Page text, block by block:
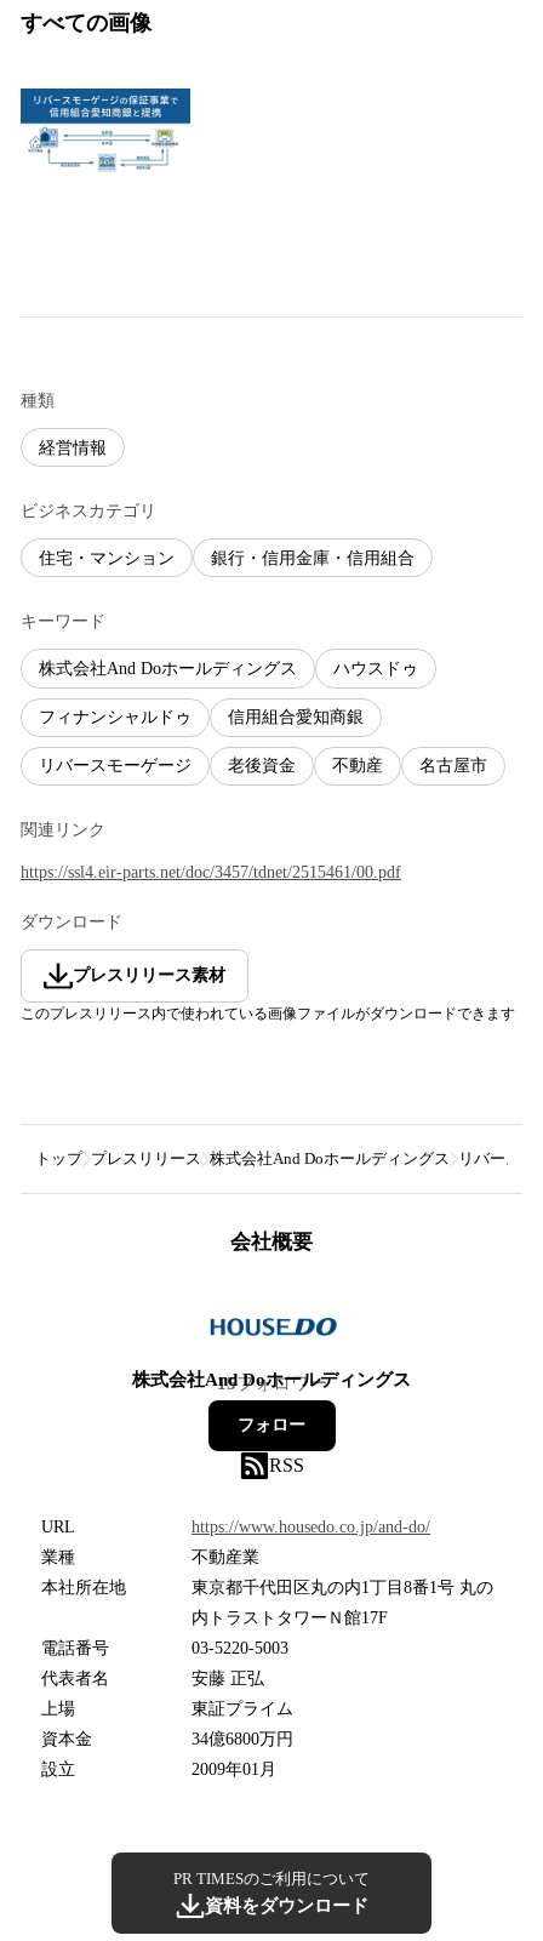
すべての画像
種類
経営情報
ビジネスカテゴリ
住宅・マンション 銀行・信用金庫・信用組合
キーワード
株式会社And Doホールディングス ハウスドゥ
フィナンシャルドゥ 信用組合愛知商銀
リバースモーゲージ 老後資金 不動産 名古屋市
関連リンク
https://ssl4.eir-parts.net/doc/3457/tdnet/2515461/00.pdf
ダウンロード
プレスリリース素材
このプレスリリース内で使われている画像ファイルがダウンロードできます
トップ プレスリリース 株式会社And Doホールディングス リバース
会社概要
株式会社And Doホールディングス
15フォロワー
フォロー
RSS
URL
https://www.housedo.co.jp/and-do/
業種
不動産業
本社所在地
東京都千代田区丸の内1丁目8番1号 丸の
内トラストタワーＮ館17F
電話番号
03-5220-5003
代表者名
安藤 正弘
上場
東証プライム
資本金
34億6800万円
設立
2009年01月
PR TIMESのご利用について
資料をダウンロード